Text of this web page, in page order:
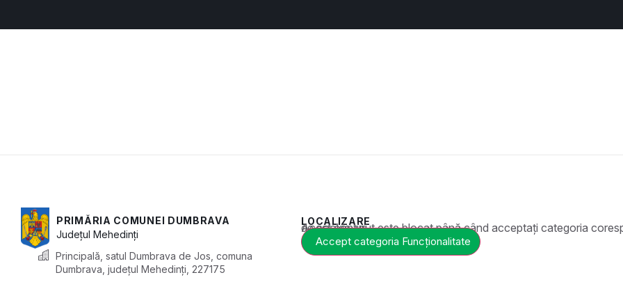
PRIMĂRIA COMUNEI DUMBRAVA
JudețulMehedinți
Principală, satul Dumbrava de Jos, comuna
Dumbrava, județul Mehedinți, 227175
LOCALIZARE
Acest conținut este blocat până când acceptați categoria corespunzătoare de cookie-uri.
Accept categoria Funcționalitate